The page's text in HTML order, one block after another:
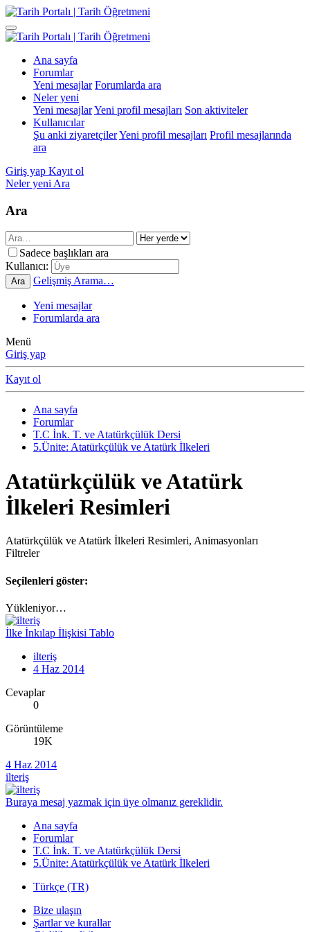
Ana sayfa
Forumlar
Yeni mesajlar Forumlarda ara
Neler yeni
Yeni mesajlarYeni profil mesajları Son aktiviteler
Kullanıcılar
Şu anki ziyaretçilerYeni profil mesajları Profil mesajlarında
ara
Giriş yap Kayıt ol
Neler yeni Ara
Ara
Sadece başlıkları ara
Kullanıcı:
Ara Gelişmiş Arama…
Yeni mesajlar
Forumlarda ara
Menü
Giriş yap
Kayıt ol
Ana sayfa
Forumlar
T.C İnk. T. ve Atatürkçülük Dersi
5.Ünite: Atatürkçülük ve Atatürk İlkeleri
Atatürkçülük ve Atatürk
İlkeleri Resimleri
Atatürkçülük ve Atatürk İlkeleri Resimleri, Animasyonları
Filtreler
Seçilenleri göster:
Yükleniyor…
İlke İnkılap İlişkisi Tablo
ilteriş
4 Haz 2014
Cevaplar
0
Görüntüleme
19K
4 Haz 2014
ilteriş
Buraya mesaj yazmak için üye olmanız gereklidir.
Ana sayfa
Forumlar
T.C İnk. T. ve Atatürkçülük Dersi
5.Ünite: Atatürkçülük ve Atatürk İlkeleri
Türkçe (TR)
Bize ulaşın
Şartlar ve kurallar